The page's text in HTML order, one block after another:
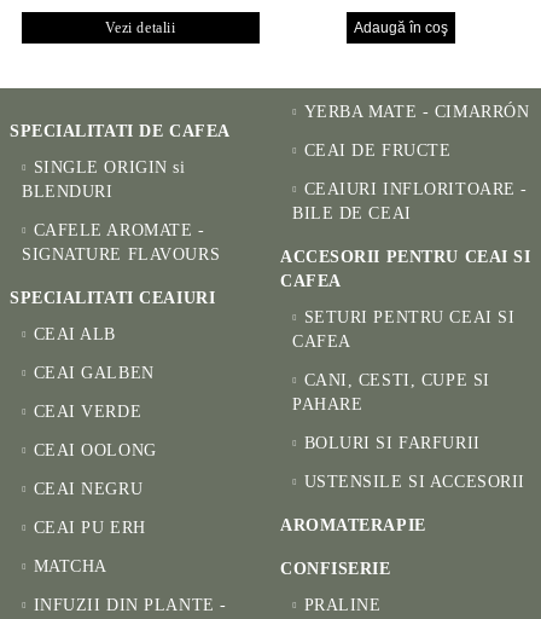
Vezi detalii
SPECIALITATI DE CAFEA
SINGLE ORIGIN si
BLENDURI
CAFELE AROMATE -
SIGNATURE FLAVOURS
SPECIALITATI CEAIURI
CEAI ALB
CEAI GALBEN
CEAI VERDE
CEAI OOLONG
CEAI NEGRU
CEAI PU ERH
MATCHA
INFUZII DIN PLANTE -
YERBA MATE - CIMARRÓN
CEAI DE FRUCTE
CEAIURI INFLORITOARE -
BILE DE CEAI
ACCESORII PENTRU CEAI SI
CAFEA
SETURI PENTRU CEAI SI
CAFEA
CANI, CESTI, CUPE SI
PAHARE
BOLURI SI FARFURII
USTENSILE SI ACCESORII
AROMATERAPIE
CONFISERIE
PRALINE